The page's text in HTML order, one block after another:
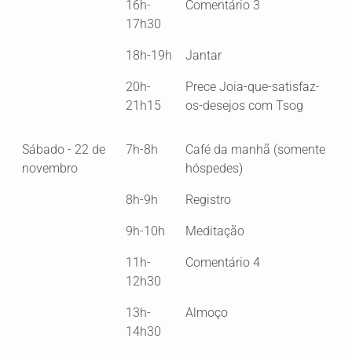
16h-
17h30
Comentário 3
18h-19h Jantar
20h-
21h15
Prece Joia-que-satisfaz-
os-desejos com Tsog
Sábado - 22 de
novembro
7h-8h
Café da manhã (somente
hóspedes)
8h-9h Registro
9h-10h Meditação
11h-
12h30
Comentário 4
13h-
14h30
Almoço